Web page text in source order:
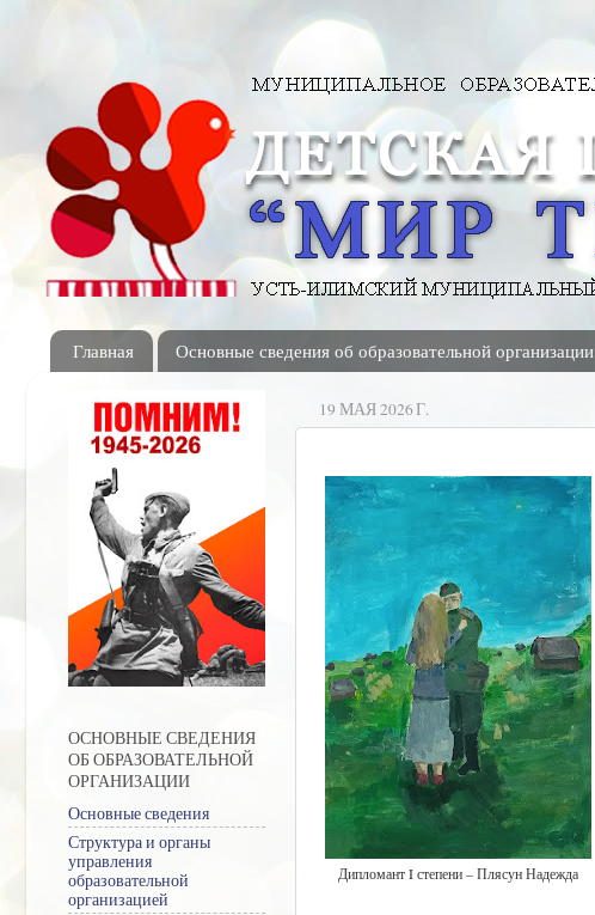
Главная Основные сведения об образовательной организации
19 МАЯ 2026 Г.
Дипломант I степени – Плясун Надежда
ОСНОВНЫЕ СВЕДЕНИЯ
ОБ ОБРАЗОВАТЕЛЬНОЙ
ОРГАНИЗАЦИИ
Основные сведения
Структура и органы
управления
образовательной
организацией